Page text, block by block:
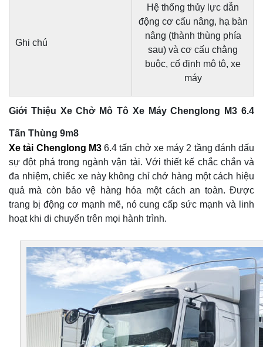
Ghi chú
Hệ thống thủy lực dẫn
động cơ cấu nâng, hạ bàn
nâng (thành thùng phía
sau) và cơ cấu chằng
buộc, cố định mô tô, xe
máy
Giới Thiệu Xe Chở Mô Tô Xe Máy Chenglong M3 6.4
Tấn Thùng 9m8
Xe tải Chenglong M36.4 tấn chở xe máy 2 tầng đánh dấu
sự đột phá trong ngành vận tải. Với thiết kế chắc chắn và
đa nhiệm, chiếc xe này không chỉ chở hàng một cách hiệu
quả mà còn bảo vệ hàng hóa một cách an toàn. Được
trang bị động cơ mạnh mẽ, nó cung cấp sức mạnh và linh
hoạt khi di chuyển trên mọi hành trình.